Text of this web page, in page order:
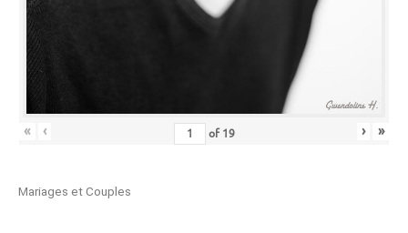
« ‹ of 19 › »
Mariages et Couples